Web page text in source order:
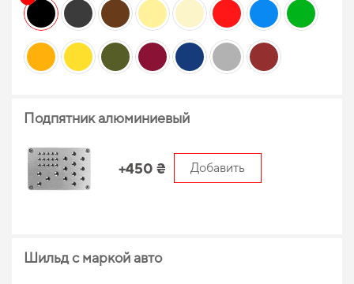
Подпятник алюминиевый
+450 ₴ Добавить
Шильд с маркой авто